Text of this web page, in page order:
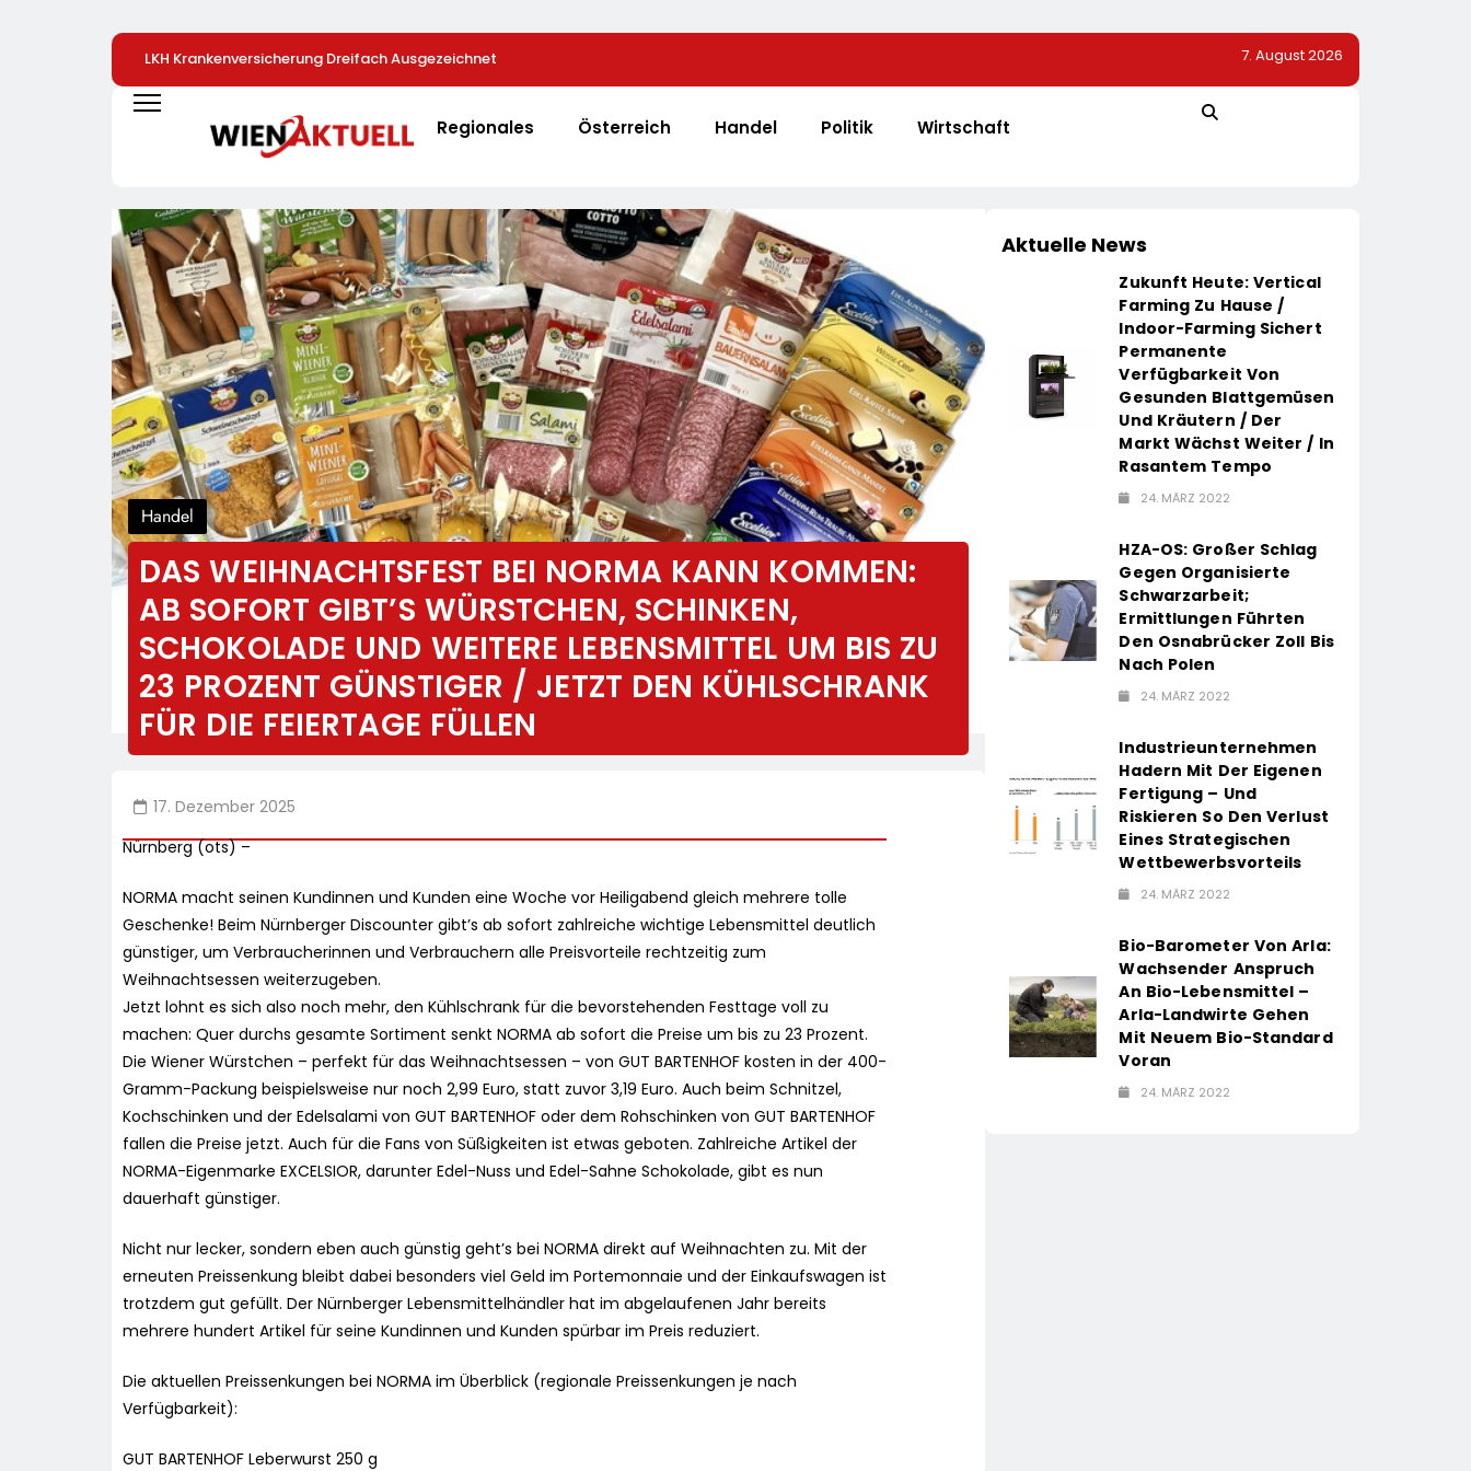
LKH Krankenversicherung Dreifach Ausgezeichnet
Bundesregierung Verschärft Die Wirtschaftskrise
Bio-Erfolgskonzept Wächst Weiter: Eröffnung Der
NATURKIND-Welt Bei EDEKA
7. August 2026
Regionales Österreich Handel Politik Wirtschaft
Handel
DAS WEIHNACHTSFEST BEI NORMA KANN KOMMEN:
AB SOFORT GIBT’S WÜRSTCHEN, SCHINKEN,
SCHOKOLADE UND WEITERE LEBENSMITTEL UM BIS ZU
23 PROZENT GÜNSTIGER / JETZT DEN KÜHLSCHRANK
FÜR DIE FEIERTAGE FÜLLEN
17. Dezember 2025
Nürnberg (ots) –
NORMA macht seinen Kundinnen und Kunden eine Woche vor Heiligabend gleich mehrere tolle
Geschenke! Beim Nürnberger Discounter gibt’s ab sofort zahlreiche wichtige Lebensmittel deutlich
günstiger, um Verbraucherinnen und Verbrauchern alle Preisvorteile rechtzeitig zum
Weihnachtsessen weiterzugeben.
Jetzt lohnt es sich also noch mehr, den Kühlschrank für die bevorstehenden Festtage voll zu
machen: Quer durchs gesamte Sortiment senkt NORMA ab sofort die Preise um bis zu 23 Prozent.
Die Wiener Würstchen – perfekt für das Weihnachtsessen – von GUT BARTENHOF kosten in der 400-
Gramm-Packung beispielsweise nur noch 2,99 Euro, statt zuvor 3,19 Euro. Auch beim Schnitzel,
Kochschinken und der Edelsalami von GUT BARTENHOF oder dem Rohschinken von GUT BARTENHOF
fallen die Preise jetzt. Auch für die Fans von Süßigkeiten ist etwas geboten. Zahlreiche Artikel der
NORMA-Eigenmarke EXCELSIOR, darunter Edel-Nuss und Edel-Sahne Schokolade, gibt es nun
dauerhaft günstiger.
Nicht nur lecker, sondern eben auch günstig geht’s bei NORMA direkt auf Weihnachten zu. Mit der
erneuten Preissenkung bleibt dabei besonders viel Geld im Portemonnaie und der Einkaufswagen ist
trotzdem gut gefüllt. Der Nürnberger Lebensmittelhändler hat im abgelaufenen Jahr bereits
mehrere hundert Artikel für seine Kundinnen und Kunden spürbar im Preis reduziert.
Die aktuellen Preissenkungen bei NORMA im Überblick (regionale Preissenkungen je nach
Verfügbarkeit):
GUT BARTENHOF Leberwurst 250 g
Aktuelle News
Zukunft Heute: Vertical
Farming Zu Hause /
Indoor-Farming Sichert
Permanente
Verfügbarkeit Von
Gesunden Blattgemüsen
Und Kräutern / Der
Markt Wächst Weiter / In
Rasantem Tempo
24. MÄRZ 2022
HZA-OS: Großer Schlag
Gegen Organisierte
Schwarzarbeit;
Ermittlungen Führten
Den Osnabrücker Zoll Bis
Nach Polen
24. MÄRZ 2022
Industrieunternehmen
Hadern Mit Der Eigenen
Fertigung – Und
Riskieren So Den Verlust
Eines Strategischen
Wettbewerbsvorteils
24. MÄRZ 2022
Bio-Barometer Von Arla:
Wachsender Anspruch
An Bio-Lebensmittel –
Arla-Landwirte Gehen
Mit Neuem Bio-Standard
Voran
24. MÄRZ 2022